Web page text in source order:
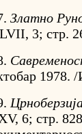
Златно
3; стр.
1978. /
6; стр.